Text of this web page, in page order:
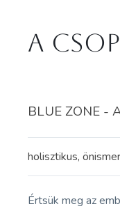
A
BLUE ZONE -
holisztikus,
Értsük meg az